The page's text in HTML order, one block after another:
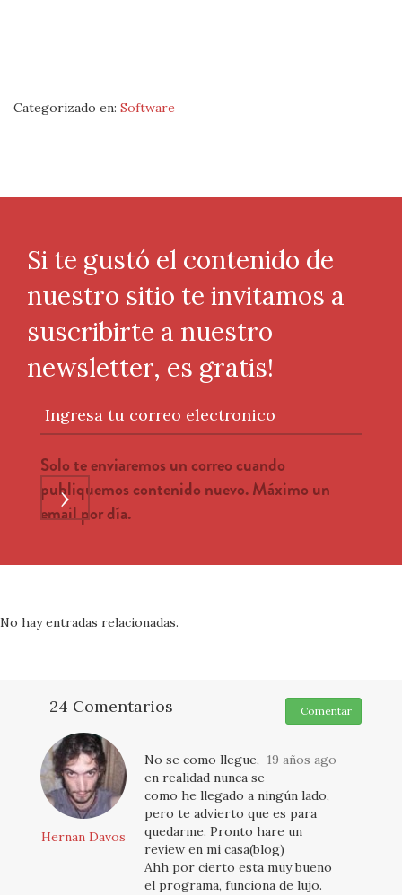
Categorizado en: Software
Si te gustó el contenido de
nuestro sitio te invitamos a
suscribirte a nuestro
newsletter, es gratis!
Ingresa tu correo electronico
Solo te enviaremos un correo cuando
publiquemos contenido nuevo. Máximo un
email por día.
›
No hay entradas relacionadas.
24 Comentarios Comentar
Hernan Davos
19 años ago
No se como llegue,
en realidad nunca se
como he llegado a ningún lado,
pero te advierto que es para
quedarme. Pronto hare un
review en mi casa(blog)
Ahh por cierto esta muy bueno
el programa, funciona de lujo.